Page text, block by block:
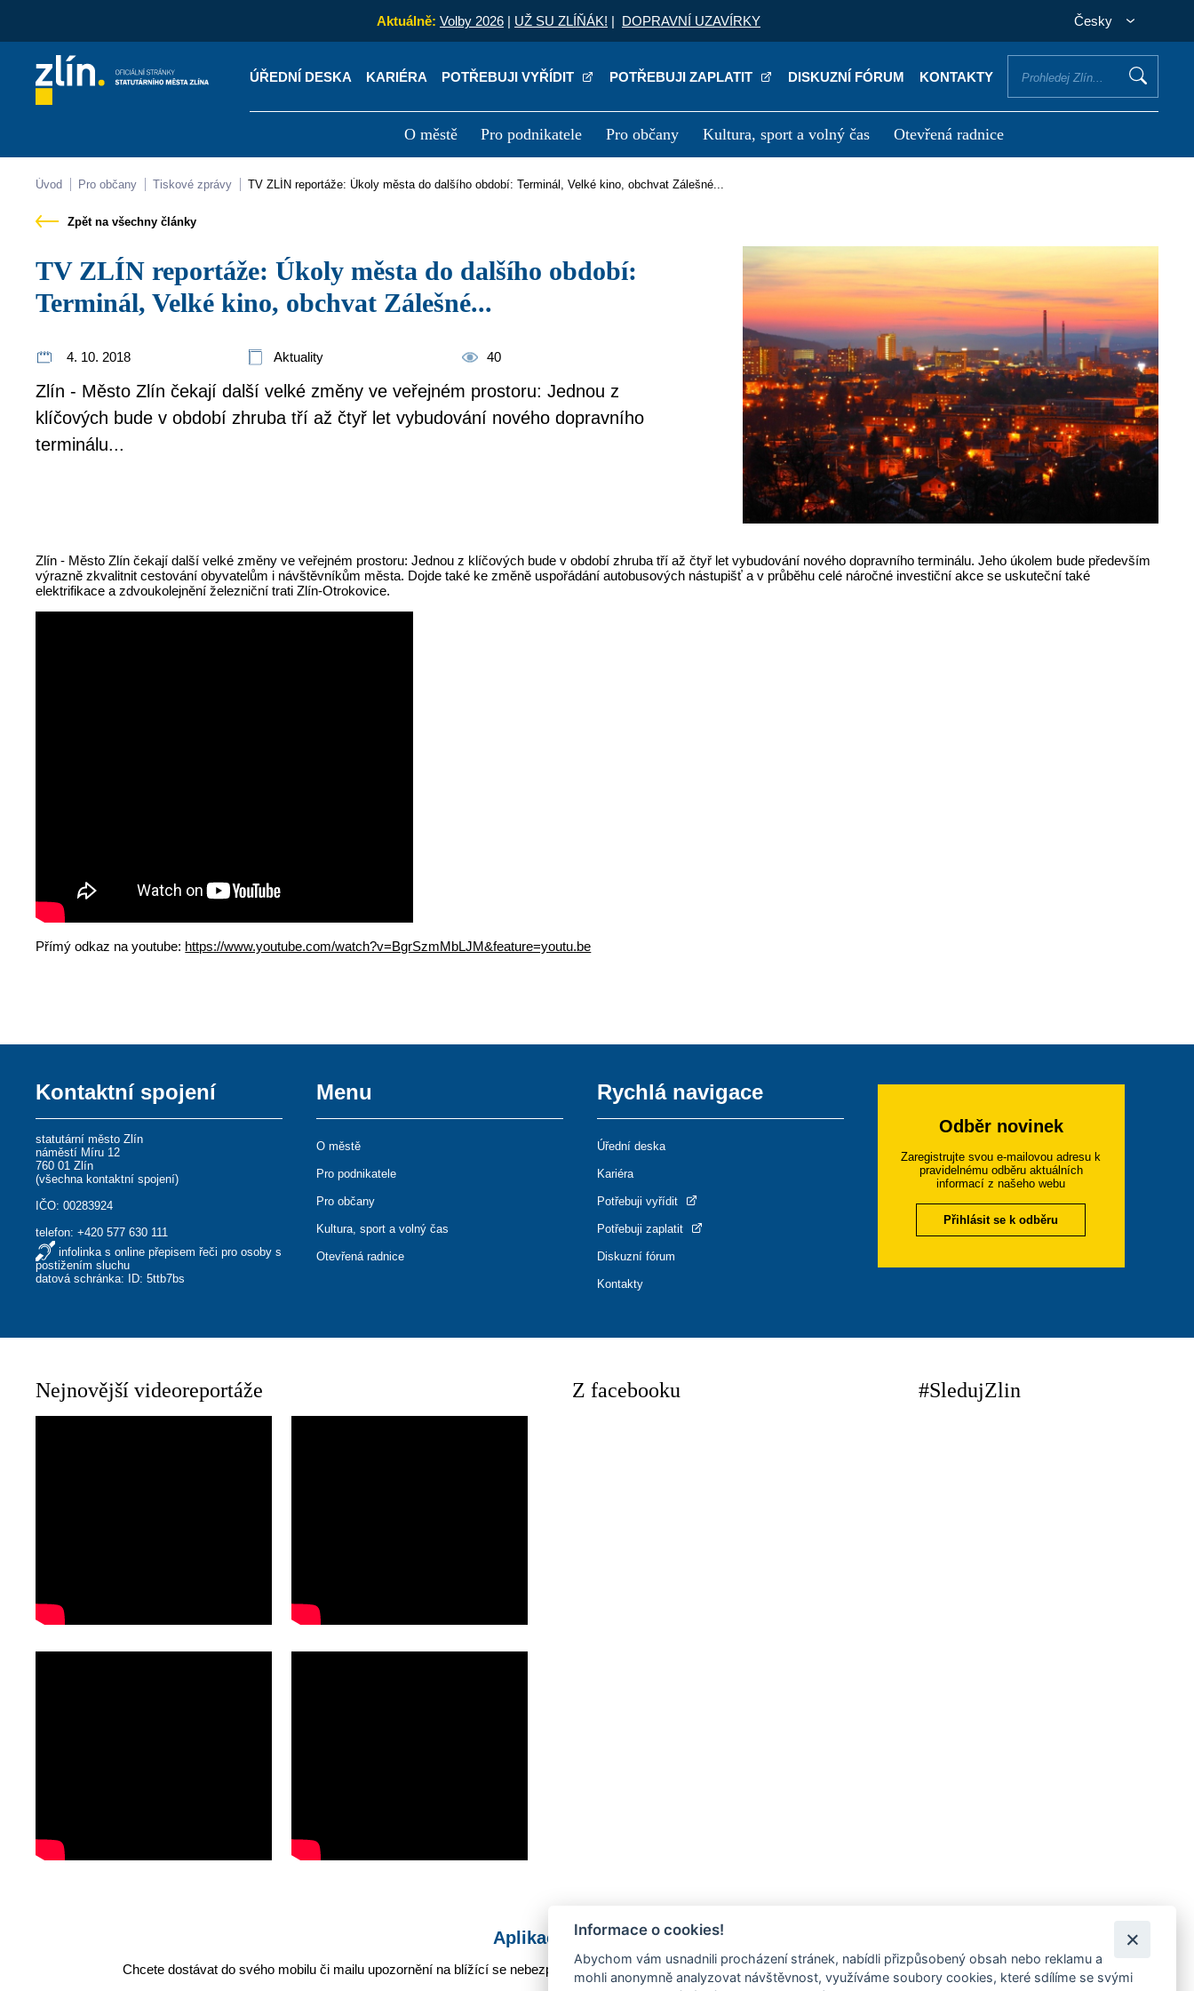
Aktuálně: Volby 2026 | UŽ SU ZLÍŇÁK! | DOPRAVNÍ UZAVÍRKY Česky
ÚŘEDNÍ DESKA KARIÉRA POTŘEBUJI VYŘÍDIT POTŘEBUJI ZAPLATIT DISKUZNÍ FÓRUM KONTAKTY
O městě Pro podnikatele Pro občany Kultura, sport a volný čas Otevřená radnice
Kontakty Úřední deska Kariéra
Úvod Pro občany Tiskové zprávy TV ZLÍN reportáže: Úkoly města do dalšího období: Terminál, Velké kino, obchvat Zálešné...
Zpět na všechny články
TV ZLÍN reportáže: Úkoly města do dalšího období:
Terminál, Velké kino, obchvat Zálešné...
4. 10. 2018 Aktuality 40
Zlín - Město Zlín čekají další velké změny ve veřejném prostoru: Jednou z
klíčových bude v období zhruba tří až čtyř let vybudování nového dopravního
terminálu...
Zlín - Město Zlín čekají další velké změny ve veřejném prostoru: Jednou z klíčových bude v období zhruba tří až čtyř let vybudování nového dopravního terminálu. Jeho úkolem bude především
výrazně zkvalitnit cestování obyvatelům i návštěvníkům města. Dojde také ke změně uspořádání autobusových nástupišť a v průběhu celé náročné investiční akce se uskuteční také
elektrifikace a zdvoukolejnění železniční trati Zlín-Otrokovice.
Přímý odkaz na youtube: https://www.youtube.com/watch?v=BgrSzmMbLJM&feature=youtu.be
Kontaktní spojení
statutární město Zlín
náměstí Míru 12
760 01 Zlín
(všechna kontaktní spojení)
IČO: 00283924
telefon:+420 577 630 111
infolinka s online přepisem řeči pro osoby s
postižením sluchu
datová schránka: ID: 5ttb7bs
Menu
O městě
Pro podnikatele
Pro občany
Kultura, sport a volný čas
Otevřená radnice
Rychlá navigace
Úřední deska
Kariéra
Potřebuji vyřídit
Potřebuji zaplatit
Diskuzní fórum
Kontakty
Odběr novinek
Zaregistrujte svou e-mailovou adresu k
pravidelnému odběru aktuálních
informací z našeho webu
Přihlásit se k odběru
Nejnovější videoreportáže Z facebooku #SledujZlin
Aplikace Mobilní rozhlas
Chcete dostávat do svého mobilu či mailu upozornění na blížící se nebezpečí, odstávky, poruchy a výpadky energií, ankety, pozvánky na kulturní a sportovní akce?
Informace o cookies!
Abychom vám usnadnili procházení stránek, nabídli přizpůsobený obsah nebo reklamu a
mohli anonymně analyzovat návštěvnost, využíváme soubory cookies, které sdílíme se svými